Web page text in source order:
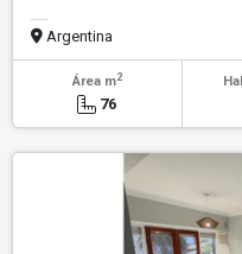
Argentina
Área m2
76